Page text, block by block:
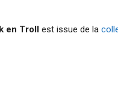
en Troll est issue de la